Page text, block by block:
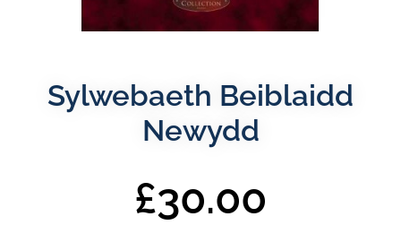
Sylwebaeth Beiblaidd
Newydd
£30.00